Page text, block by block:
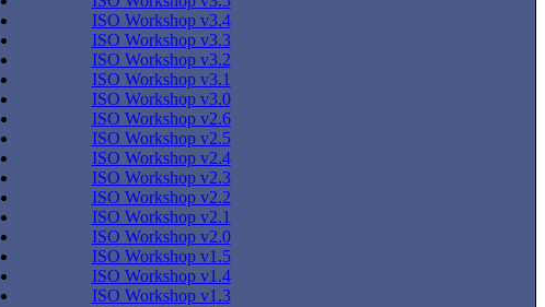
ISO Workshop v3.4
ISO Workshop v3.3
ISO Workshop v3.2
ISO Workshop v3.1
ISO Workshop v3.0
ISO Workshop v2.6
ISO Workshop v2.5
ISO Workshop v2.4
ISO Workshop v2.3
ISO Workshop v2.2
ISO Workshop v2.1
ISO Workshop v2.0
ISO Workshop v1.5
ISO Workshop v1.4
ISO Workshop v1.3